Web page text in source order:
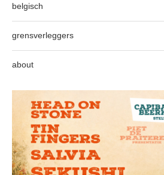
belgisch
grensverleggers
about